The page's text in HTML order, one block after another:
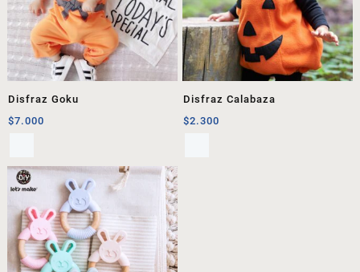
Disfraz Goku
$7.000
Disfraz Calabaza
$2.300